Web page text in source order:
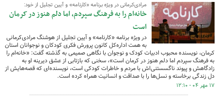
مرادی‌کرمانی در ویژه برنامه «کارنامه» و آیین تجلیل از خود:
خانه‌ام را به فرهنگ سپردم، اما دلم هنوز در کرمان
است
در ویژه برنامه «کارنامه» و آیین تجلیل از هوشنگ مرادی‌کرمانی
به همت اداره‌کل کانون پرورش فکری کودکان و نوجوانان استان
کرمان، نویسنده محبوب ادبیات کودک و نوجوان با نگاهی صمیمی به گذشته گفت: «خانه‌ام را
به فرهنگ سپردم اما دلم هنوز در کرمان است»، سخنی که بازتابی از عشق دیرینه او به
زادگاهش و پیوند ناگسستنی‌اش با مردم و خاطرات کودکی است، نویسنده‌ای که قصه‌هایش از
دل زندگی برخاسته و نسل‌ها را با صداقت و انسانیت همراه کرده است.
۱۷ مهر ۰۴ - ۱۲:۱۰